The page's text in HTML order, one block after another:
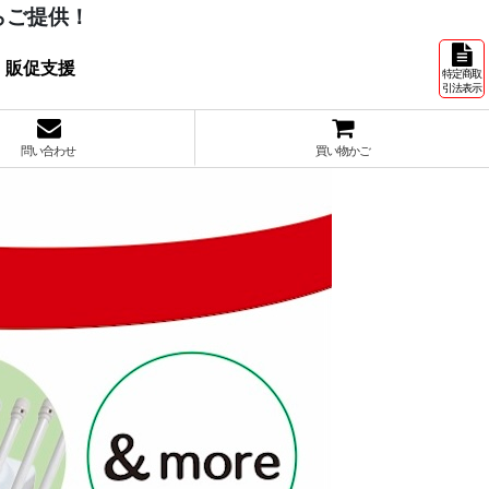
提供！
促支援
特定商取
引法表示
問い合わせ 買い物かご